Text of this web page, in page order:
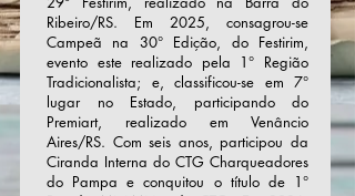
Ribeiro/RS. Em 2025, consagrou-se
Campeã na 30° Edição, do Festirim,
evento este realizado pela 1° Região
Tradicionalista; e, classificou-se em 7°
lugar no Estado, participando do
Premiart, realizado em Venâncio
Aires/RS. Com seis anos, participou da
Ciranda Interna do CTG Charqueadores
do Pampa e conquitou o título de 1°